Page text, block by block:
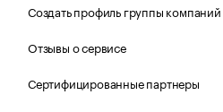
Создать профиль группы компаний
Отзывы о сервисе
Сертифицированные партнеры